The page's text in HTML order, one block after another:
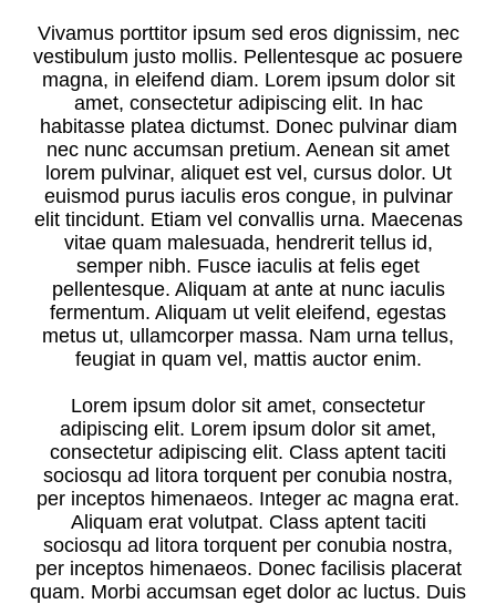
Vivamus porttitor ipsum sed eros dignissim, nec
vestibulum justo mollis. Pellentesque ac posuere
magna, in eleifend diam. Lorem ipsum dolor sit
amet, consectetur adipiscing elit. In hac
habitasse platea dictumst. Donec pulvinar diam
nec nunc accumsan pretium. Aenean sit amet
lorem pulvinar, aliquet est vel, cursus dolor. Ut
euismod purus iaculis eros congue, in pulvinar
elit tincidunt. Etiam vel convallis urna. Maecenas
vitae quam malesuada, hendrerit tellus id,
semper nibh. Fusce iaculis at felis eget
pellentesque. Aliquam at ante at nunc iaculis
fermentum. Aliquam ut velit eleifend, egestas
metus ut, ullamcorper massa. Nam urna tellus,
feugiat in quam vel, mattis auctor enim.
Lorem ipsum dolor sit amet, consectetur
adipiscing elit. Lorem ipsum dolor sit amet,
consectetur adipiscing elit. Class aptent taciti
sociosqu ad litora torquent per conubia nostra,
per inceptos himenaeos. Integer ac magna erat.
Aliquam erat volutpat. Class aptent taciti
sociosqu ad litora torquent per conubia nostra,
per inceptos himenaeos. Donec facilisis placerat
quam. Morbi accumsan eget dolor ac luctus. Duis